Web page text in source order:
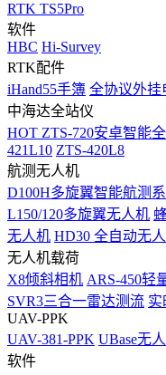
RTK TS5Pro
软件
HBC Hi-Survey
RTK配件
iHand55手簿 全协议外挂
中海达全站仪
HOT ZTS-720安卓智能
421L10 ZTS-420L8
航测无人机
D100H多旋翼智能航测
L150/120多旋翼无人机
无人机 HD30 全自动无
无人机载荷
X8倾斜相机 ARS-450轻
SVR3三合一雷达测流 实
UAV-PPK
UAV-381-PPK UBase无
软件